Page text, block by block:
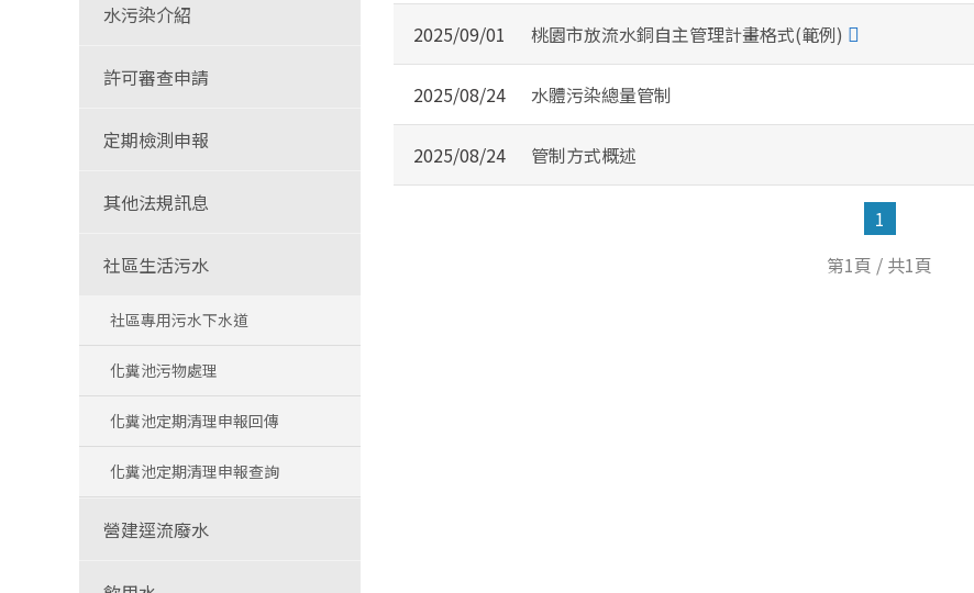
水污染介紹
許可審查申請
定期檢測申報
其他法規訊息
社區生活污水
社區專用污水下水道
化糞池污物處理
化糞池定期清理申報回傳
化糞池定期清理申報查詢
營建逕流廢水
2025/09/01 桃園市放流水銅自主管理計畫格式(範例)
2025/08/24 水體污染總量管制
2025/08/24 管制方式概述
1
第1頁 / 共1頁